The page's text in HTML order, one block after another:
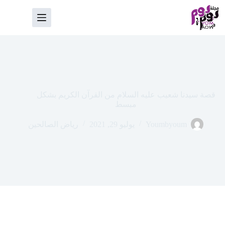
التجاوز
إلى
المحتوى